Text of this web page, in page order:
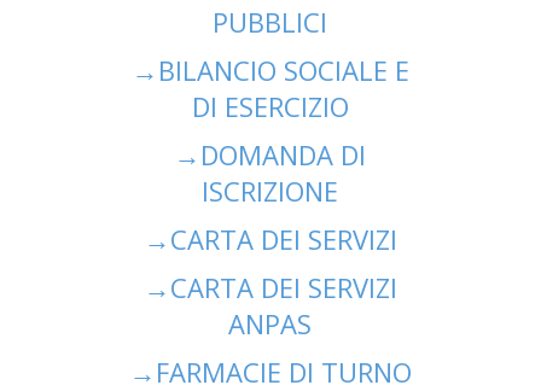
PUBBLICI
→ BILANCIO SOCIALE E
DI ESERCIZIO
→ DOMANDA DI
ISCRIZIONE
→CARTA DEI SERVIZI
→CARTA DEI SERVIZI
ANPAS
→ FARMACIE DI TURNO